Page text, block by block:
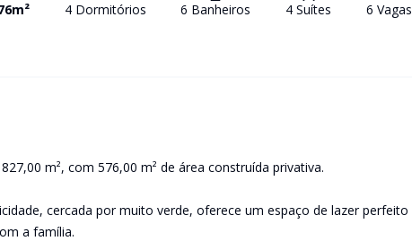
m² 4Dormitórios 6 Banheiros 4 Suítes 6 Vagas
m², com 576,00 m² de área construída privativa.
cercada por muito verde, oferece um espaço de lazer perfeito
a família.